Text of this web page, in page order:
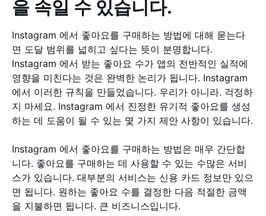
을 속일 수 있습니다.
Instagram 에서 좋아요를 구매하는 방법에 대해 묻는다
면 도달 범위를 넓히고 싶다는 뜻이 분명합니다.
Instagram 에서 받는 좋아요 수가 앱의 전반적인 실적에
영향을 미친다는 것은 완벽한 논리가 됩니다. Instagram
에서 이러한 규칙을 만들었습니다. 우리가 아니라. 걱정하
지 마세요. Instagram 에서 진정한 유기적 좋아요를 생성
하는 데 도움이 될 수 있는 몇 가지 제안 사항이 있습니다.
Instagram 에서 좋아요를 구매하는 방법은 매우 간단합
니다. 좋아요를 구매하는 데 사용할 수 있는 수많은 서비
스가 있습니다. 대부분의 서비스는 신용 카드 정보만 있으
면 됩니다. 원하는 좋아요 수를 결정한 다음 적절한 금액
을 지불하면 됩니다. 큰 비즈니스입니다.